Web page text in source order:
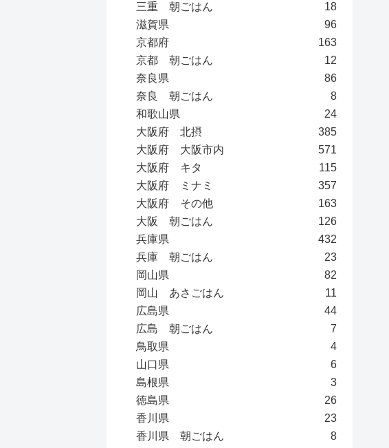
三重 朝ごはん
18
滋賀県
96
京都府
163
京都 朝ごはん
12
奈良県
86
奈良 朝ごはん
8
和歌山県
24
大阪府 北摂
385
大阪府 大阪市内
571
大阪府 キタ
115
大阪府 ミナミ
357
大阪府 その他
163
大阪 朝ごはん
126
兵庫県
432
兵庫 朝ごはん
23
岡山県
82
岡山 あさごはん
11
広島県
44
広島 朝ごはん
7
鳥取県
4
山口県
6
島根県
3
徳島県
26
香川県
23
香川県 朝ごはん
8